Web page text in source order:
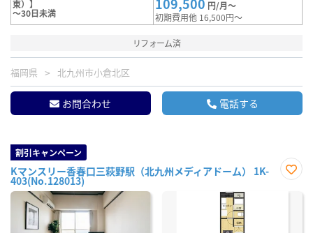
東）】
～30日未満
円/月～
初期費用他 16,500円～
リフォーム済
福岡県 北九州市小倉北区
お問合わせ 電話する
割引キャンペーン
Kマンスリー香春口三萩野駅（北九州メディアドーム） 1K-
403(No.128013)
に入